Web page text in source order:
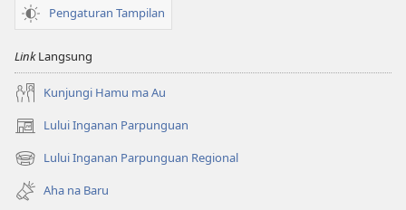
Pengaturan Tampilan
LinkLangsung
Kunjungi Hamu ma Au
Lului Inganan Parpunguan
(opens
new
window)
Lului Inganan Parpunguan Regional
(opens
new
window)
Aha na Baru